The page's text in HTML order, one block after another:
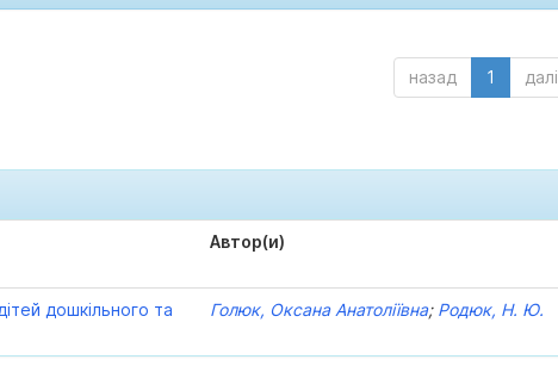
назад 1 далі
Автор(и)
дошкільного та
Голюк, Оксана Анатоліївна; Родюк, Н. Ю.